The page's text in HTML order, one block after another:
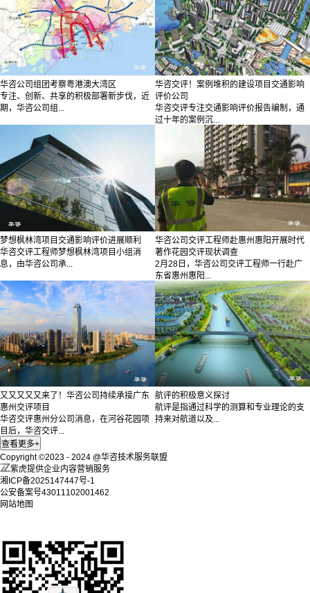
华咨公司组团考察粤港澳大湾区
专注、创新、共享的积极部署新步伐，近
期，华咨公司组...
华咨交评！案例堆积的建设项目交通影响
评价公司
华咨交评专注交通影响评价报告编制，通
过十年的案例沉...
梦想枫林湾项目交通影响评价进展顺利
华咨交评工程师梦想枫林湾项目小组消
息，由华咨公司承...
华咨公司交评工程师赴惠州惠阳开展时代
著作花园交评现状调查
2月28日，华咨公司交评工程师一行赴广
东省惠州惠阳...
又又又又又来了！华咨公司持续承接广东
惠州交评项目
华咨交评惠州分公司消息，在河谷花园项
目后，华咨交评...
航评的积极意义探讨
航评是指通过科学的测算和专业理论的支
持来对航道以及...
Copyright ©2023 - 2024 @华咨技术服务联盟
紫虎提供企业内容营销服务
湘ICP备2025147447号-1
公安备案号43011102001462
网站地图